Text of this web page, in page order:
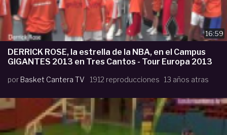
16:59
DERRICK ROSE, la estrella de la NBA, en el Campus
GIGANTES 2013 en Tres Cantos - Tour Europa 2013
por Basket Cantera TV 1912 reproducciones 13 años atras